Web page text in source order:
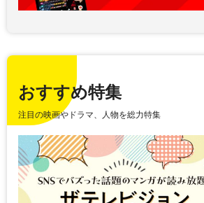
おすすめ特集
注目の映画やドラマ、人物を総力特集